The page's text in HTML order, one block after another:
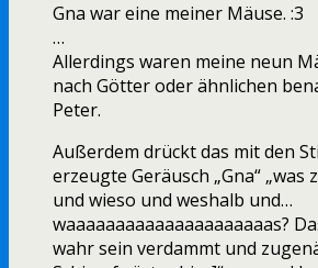
Gna war eine meiner Mäuse. :3
…
Allerdings waren meine neun
nach Götter oder ähnlichen
Peter.
Außerdem drückt das mit den
erzeugte Geräusch „Gna“ „was
und wieso und weshalb und…
waaaaaaaaaaaaaaaaaaaaas?
wahr sein verdammt und